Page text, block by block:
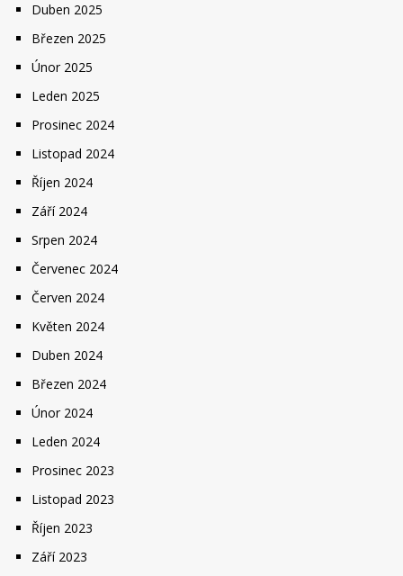
Duben 2025
Březen 2025
Únor 2025
Leden 2025
Prosinec 2024
Listopad 2024
Říjen 2024
Září 2024
Srpen 2024
Červenec 2024
Červen 2024
Květen 2024
Duben 2024
Březen 2024
Únor 2024
Leden 2024
Prosinec 2023
Listopad 2023
Říjen 2023
Září 2023